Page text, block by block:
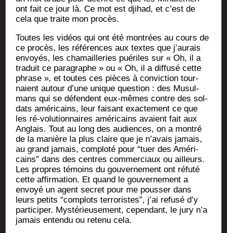
ont fait ce jour là. Ce mot est dji­had, et c’est de
cela que traite mon procès.
Toutes les vidéos qui ont été mon­trées au cours de
ce pro­cès, les réfé­rences aux textes que j’aurais
envoyés, les cha­maille­ries pué­riles sur « Oh, il a
tra­duit ce para­graphe » ou « Oh, il a dif­fu­sé cette
phrase », et toutes ces pièces à convic­tion tour­
naient autour d’une unique ques­tion : des Musul­
mans qui se défendent eux-mêmes contre des sol­
dats amé­ri­cains, leur fai­sant exac­te­ment ce que
les ré-volu­tion­naires amé­ri­cains avaient fait aux
Anglais. Tout au long des audiences, on a mon­tré
de la manière la plus claire que je n’avais jamais,
au grand jamais, com­plo­té pour “tuer des Amé­ri­
cains” dans des centres com­mer­ciaux ou ailleurs.
Les propres témoins du gou­ver­ne­ment ont réfu­té
cette affir­ma­tion. Et quand le gou­ver­ne­ment a
envoyé un agent secret pour me pous­ser dans
leurs petits “com­plots ter­ro­ristes”, j’ai refu­sé d’y
par­ti­ci­per. Mys­té­rieu­se­ment, cepen­dant, le jury n’a
jamais enten­du ou rete­nu cela.